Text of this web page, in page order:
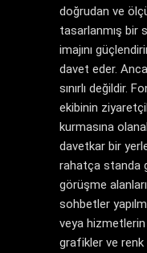
doğrudan ve
tasarlanmış bir
imajını
davet eder.
sınırlı değildir.
ekibinin
kurmasına
davetkar bir
rahatça standa
görüşme
sohbetler
veya hizmetlerin
grafikler ve renk